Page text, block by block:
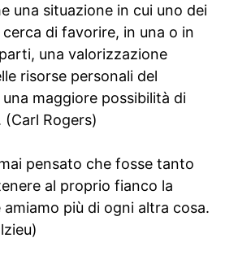
una situazione in cui uno dei
di favorire, in una o in
una valorizzazione
risorse personali del
maggiore possibilità di
(Carl Rogers)
pensato che fosse tanto
al proprio fianco la
amiamo più di ogni altra cosa.